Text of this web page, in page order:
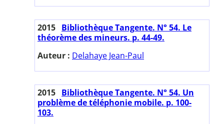
2015 Bibliothèque Tangente. N° 54. Le
théorème des mineurs. p. 44-49.
Auteur : Delahaye Jean-Paul
2015 Bibliothèque Tangente. N° 54. Un
problème de téléphonie mobile. p. 100-
103.